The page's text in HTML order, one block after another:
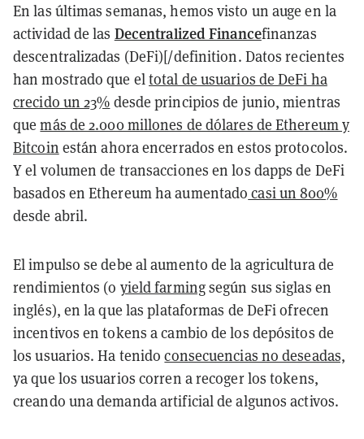
En las últimas semanas, hemos visto un auge en la
actividad de las Decentralized Financefinanzas
descentralizadas (DeFi)[/definition. Datos recientes
han mostrado que eltotal de usuarios de DeFi ha
crecido un 23% desde principios de junio, mientras
quemás de 2.000 millones de dólares de Ethereum y
Bitcoin están ahora encerrados en estos protocolos.
Y el volumen de transacciones en los dapps de DeFi
basados en Ethereum ha aumentado casi un 800%
desde abril.
El impulso se debe al aumento de la agricultura de
rendimientos (o yield farmingsegún sus siglas en
inglés), en la que las plataformas de DeFi ofrecen
incentivos en tokens a cambio de los depósitos de
los usuarios. Ha tenidoconsecuencias no deseadas,
ya que los usuarios corren a recoger los tokens,
creando una demanda artificial de algunos activos.